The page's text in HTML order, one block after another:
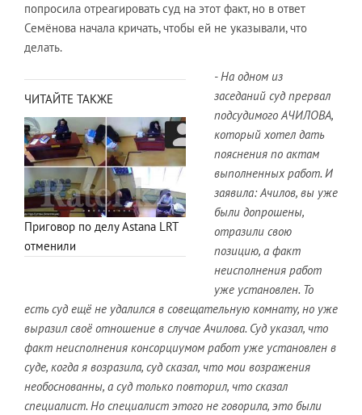
попросила отреагировать суд на этот факт, но в ответ
Семёнова начала кричать, чтобы ей не указывали, что
делать.
ЧИТАЙТЕ ТАКЖЕ
Приговор по делу Astana LRT
отменили
- На одном из
заседаний суд прервал
подсудимого АЧИЛОВА,
который хотел дать
пояснения по актам
выполненных работ. И
заявила: Ачилов, вы уже
были допрошены,
отразили свою
позицию, а факт
неисполнения работ
уже установлен. То
есть суд ещё не удалился в совещательную комнату, но уже
выразил своё отношение в случае Ачилова. Суд указал, что
факт неисполнения консорциумом работ уже установлен в
суде, когда я возразила, суд сказал, что мои возражения
необоснованны, а суд только повторил, что сказал
специалист. Но специалист этого не говорила, это были